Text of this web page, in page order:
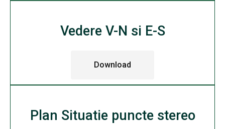
Vedere V-N si E-S
Download
Plan Situatie puncte stereo